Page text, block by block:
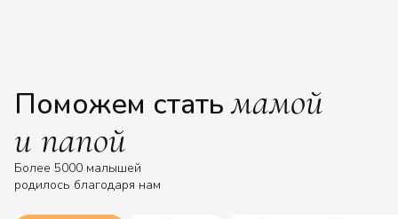
Поможем статьмамой
и папой
Более 5000 малышей
родилось благодаря нам